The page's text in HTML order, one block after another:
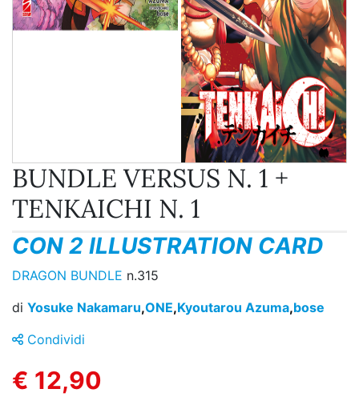
BUNDLE VERSUS N. 1 +
TENKAICHI N. 1
CON 2 ILLUSTRATION CARD
DRAGON BUNDLE n.315
di Yosuke Nakamaru,ONE,Kyoutarou Azuma,bose
Condividi
€ 12,90